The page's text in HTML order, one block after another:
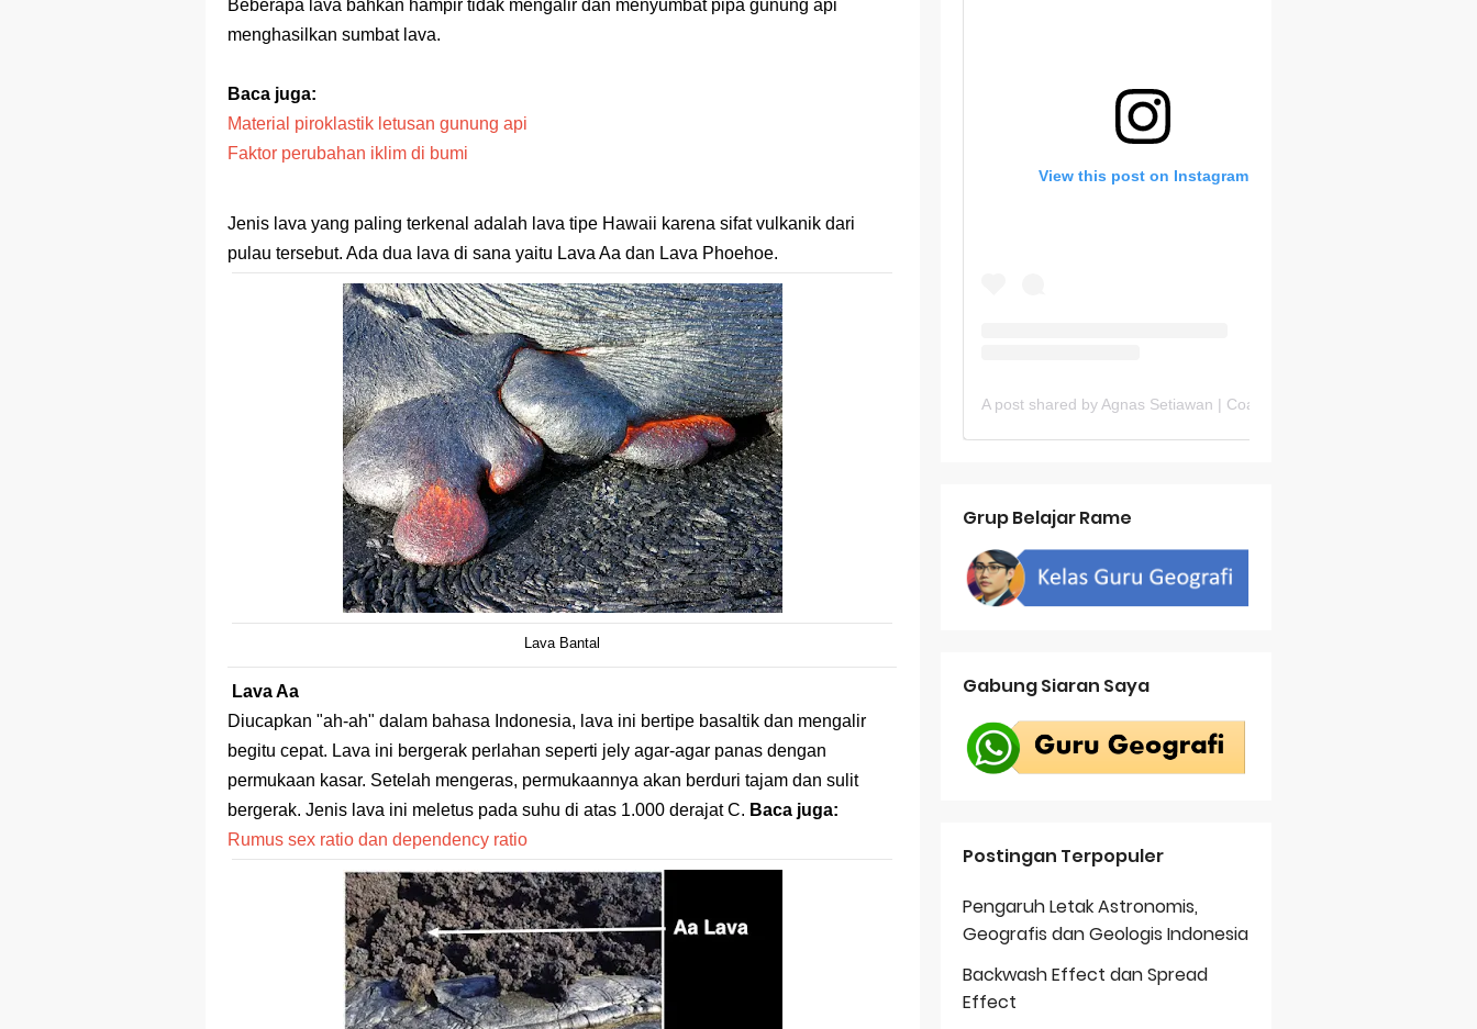
STOP Belajar Geografi Pakai Cara Lama! 😤 TKA 2025 Beda Level. Kuasai 150 Bank Soal HOTS Sekarang!
Ebook Prediksi 150 Soal TKA Geografi 2025 + Kunci Jawaban
Menjadi Pengajar Jaman Sekarang Makin Berat
Beberapa lava bahkan hampir tidak mengalir dan menyumbat pipa gunung api
menghasilkan sumbat lava.
Baca juga:
Material piroklastik letusan gunung api
Faktor perubahan iklim di bumi
Jenis lava yang paling terkenal adalah lava tipe Hawaii karena sifat vulkanik dari
pulau tersebut. Ada dua lava di sana yaitu Lava Aa dan Lava Phoehoe.
Lava Bantal
Lava Aa
Diucapkan "ah-ah" dalam bahasa Indonesia, lava ini bertipe basaltik dan mengalir
begitu cepat. Lava ini bergerak perlahan seperti jely agar-agar panas dengan
permukaan kasar. Setelah mengeras, permukaannya akan berduri tajam dan sulit
bergerak. Jenis lava ini meletus pada suhu di atas 1.000 derajat C. Baca juga:
Rumus sex ratio dan dependency ratio
View this post on Instagram
Grup Belajar Rame
Gabung Siaran Saya
Postingan Terpopuler
Pengaruh Letak Astronomis,
Geografis dan Geologis Indonesia
Backwash Effect dan Spread
Effect